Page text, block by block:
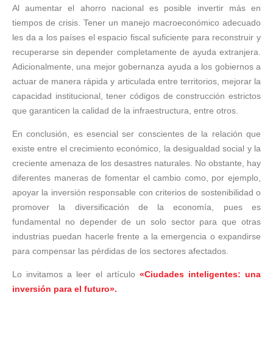
Al aumentar el ahorro nacional es posible invertir más en
tiempos de crisis. Tener un manejo macroeconómico adecuado
les da a los países el espacio fiscal suficiente para reconstruir y
recuperarse sin depender completamente de ayuda extranjera.
Adicionalmente, una mejor gobernanza ayuda a los gobiernos a
actuar de manera rápida y articulada entre territorios, mejorar la
capacidad institucional, tener códigos de construcción estrictos
que garanticen la calidad de la infraestructura, entre otros.
En conclusión, es esencial ser conscientes de la relación que
existe entre el crecimiento económico, la desigualdad social y la
creciente amenaza de los desastres naturales. No obstante, hay
diferentes maneras de fomentar el cambio como, por ejemplo,
apoyar la inversión responsable con criterios de sostenibilidad o
promover la diversificación de la economía, pues es
fundamental no depender de un solo sector para que otras
industrias puedan hacerle frente a la emergencia o expandirse
para compensar las pérdidas de los sectores afectados.
Lo invitamos a leer el artículo «Ciudades inteligentes: una
inversión para el futuro».